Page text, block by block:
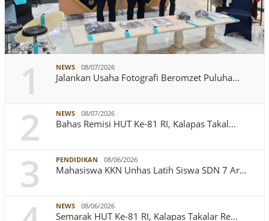
1 NEWS 08/07/2026
Jalankan Usaha Fotografi Beromzet Puluha…
2 NEWS 08/07/2026
Bahas Remisi HUT Ke-81 RI, Kalapas Takal…
3 PENDIDIKAN 08/06/2026
Mahasiswa KKN Unhas Latih Siswa SDN 7 Ar…
NEWS 08/06/2026
Semarak HUT Ke-81 RI, Kalapas Takalar Re…